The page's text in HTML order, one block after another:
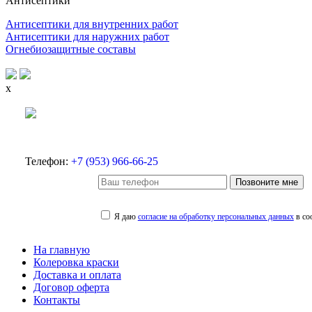
Антисептики для внутренних работ
Антисептики для наружних работ
Огнебиозащитные составы
x
Телефон: +7 (953) 966-66-25
Позвоните мне
Я даю согласие на обработку персональных данныхв
На главную
Колеровка краски
Доставка и оплата
Договор оферта
Контакты